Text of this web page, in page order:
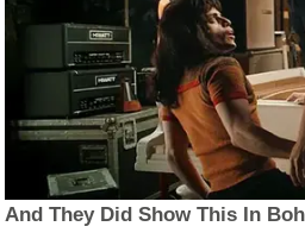
And They Did Show This In